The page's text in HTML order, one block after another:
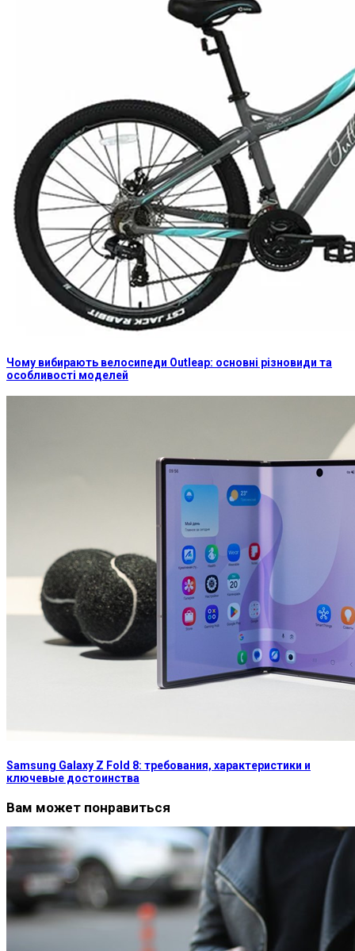
Чому вибирають велосипеди Outleap: основні різновиди та
особливості моделей
Samsung Galaxy Z Fold 8: требования, характеристики и
ключевые достоинства
Вам может понравиться